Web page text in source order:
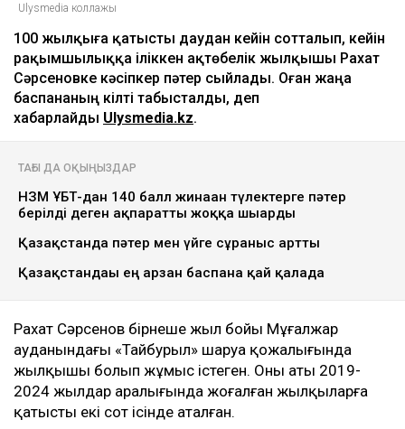
Ulysmedia коллажы
100 жылқыға қатысты даудан кейін сотталып, кейін
рақымшылыққа іліккен ақтөбелік жылқышы Рахат
Сәрсеновке кәсіпкер пәтер сыйлады. Оған жаңа
баспананың кілті табысталды, деп
хабарлайды Ulysmedia.kz.
ТАҒЫ ДА ОҚЫҢЫЗДАР
НЗМ ҰБТ-дан 140 балл жинаған түлектерге пәтер
берілді деген ақпаратты жоққа шығарды
Қазақстанда пәтер мен үйге сұраныс артты
Қазақстандағы ең арзан баспана қай қалада
Рахат Сәрсенов бірнеше жыл бойы Мұғалжар
ауданындағы «Тайбурыл» шаруа қожалығында
жылқышы болып жұмыс істеген. Оның аты 2019-
2024 жылдар аралығында жоғалған жылқыларға
қатысты екі сот ісінде аталған.